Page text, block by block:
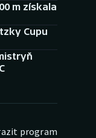
m získala
Cupu
program